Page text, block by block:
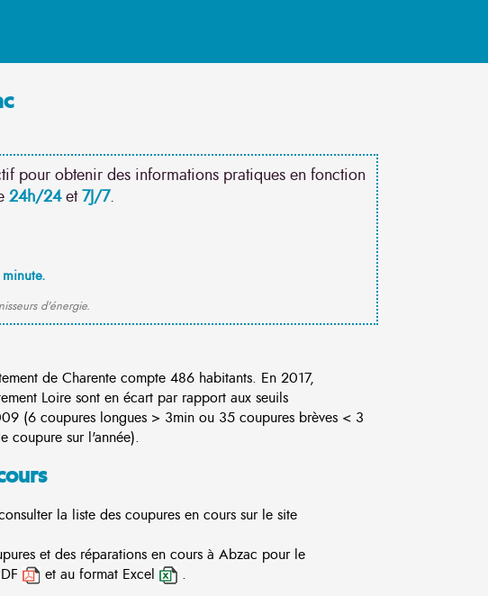
pour obtenir des informations pratiques en fonction
24h/24et7J/7.
d'énergie.
de Charente compte 486 habitants. En 2017,
Loire sont en écart par rapport aux seuils
(6 coupures longues > 3min ou 35 coupures brèves < 3
coupure sur l'année).
la liste des coupures en cours sur le site
et des réparations en cours à Abzac pour le
et au format Excel .